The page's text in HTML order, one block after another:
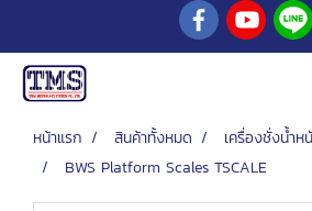
หน้าแรก สินค้าทั้งหมด เครื่องชั่งน้ำห
BWS Platform Scales TSCALE